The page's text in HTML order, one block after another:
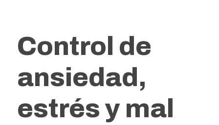
Control de
ansiedad,
estrés y mal